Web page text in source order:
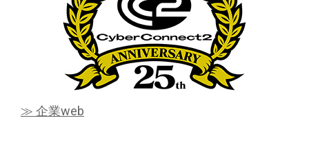
≫ 企業web